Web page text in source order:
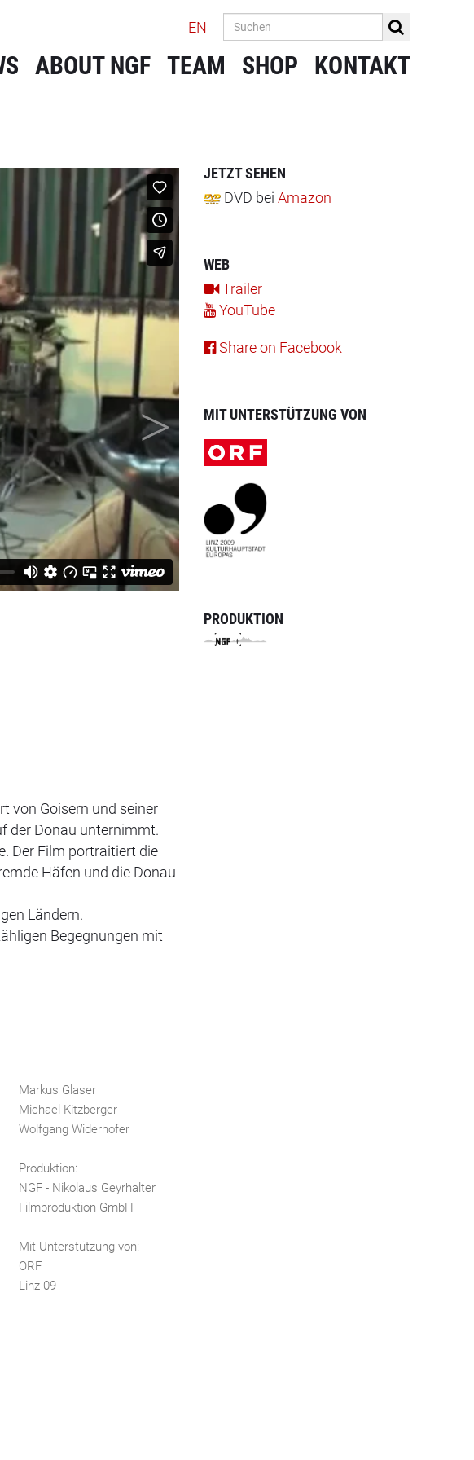
EN
ABOUT NGF TEAM SHOP KONTAKT
von Goisern und seiner
der Donau unternimmt.
Der Film portraitiert die
Häfen und die Donau
Ländern.
Begegnungen mit
Markus Glaser
Michael Kitzberger
Wolfgang Widerhofer
Produktion:
NGF - Nikolaus Geyrhalter
Filmproduktion GmbH
Mit Unterstützung von:
ORF
Linz 09
JETZT SEHEN
DVD bei Amazon
WEB
Trailer
YouTube
Share on Facebook
MIT UNTERSTÜTZUNG VON
PRODUKTION